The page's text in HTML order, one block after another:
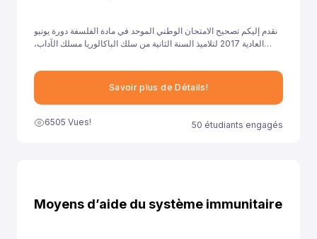
نقدم إليكم تصحيح الامتحان الوطني الموحد في مادة الفلسفة دورة يونيو
العادية 2017 لتلاميذ السنة الثانية من سلك الباكالوريا مسلك الآداب،
باكالوريا آداب على الاستعداد الجيد لخوض غمار الامتحانات الوطنية
Savoir plus de Détails!
6505 Vues! 50 étudiants engagés
Moyens d’aide du système immunitaire